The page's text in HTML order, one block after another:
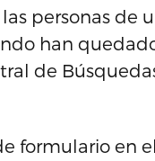
personas de
han
de
formulario en